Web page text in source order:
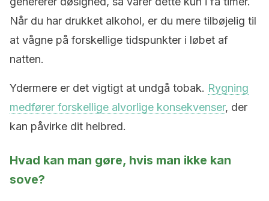
Når du har drukket alkohol, er du mere tilbøjelig til
at vågne på forskellige tidspunkter i løbet af
natten.
Ydermere er det vigtigt at undgå tobak. Rygning
medfører forskellige alvorlige konsekvenser, der
kan påvirke dit helbred.
Hvad kan man gøre, hvis man ikke kan
sove?